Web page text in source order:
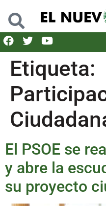
Etiqueta:
El PSOE se
y abre la
su proyecto